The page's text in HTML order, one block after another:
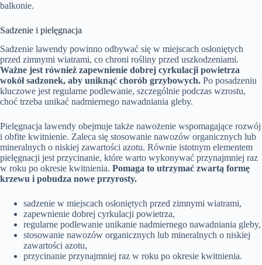
balkonie.
Sadzenie i pielęgnacja
Sadzenie lawendy powinno odbywać się w miejscach osłoniętych
przed zimnymi wiatrami, co chroni rośliny przed uszkodzeniami.
Ważne jest również zapewnienie dobrej cyrkulacji powietrza
wokół sadzonek, aby uniknąć chorób grzybowych. Po posadzeniu
kluczowe jest regularne podlewanie, szczególnie podczas wzrostu,
choć trzeba unikać nadmiernego nawadniania gleby.
Pielęgnacja lawendy obejmuje także nawożenie wspomagające rozwój
i obfite kwitnienie. Zaleca się stosowanie nawozów organicznych lub
mineralnych o niskiej zawartości azotu. Równie istotnym elementem
pielęgnacji jest przycinanie, które warto wykonywać przynajmniej raz
w roku po okresie kwitnienia. Pomaga to utrzymać zwartą formę
krzewu i pobudza nowe przyrosty.
sadzenie w miejscach osłoniętych przed zimnymi wiatrami,
zapewnienie dobrej cyrkulacji powietrza,
regularne podlewanie unikanie nadmiernego nawadniania gleby,
stosowanie nawozów organicznych lub mineralnych o niskiej
zawartości azotu,
przycinanie przynajmniej raz w roku po okresie kwitnienia.